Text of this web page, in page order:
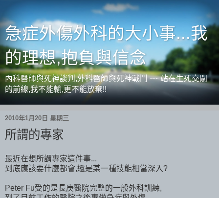
急症外傷外科的大小事...我
的理想,抱負與信念
內科醫師與死神談判,外科醫師與死神戰鬥 ~~ 站在生死交關
的前線,我不能輸,更不能放棄!!
2010年1月20日 星期三
所謂的專家
最近在想所謂專家這件事...
到底應該要什麼都會,還是某一種技能相當深入?
Peter Fu受的是長庚醫院完整的一般外科訓練,